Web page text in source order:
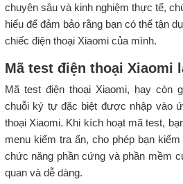
chuyên sâu và kinh nghiệm thực tế,
hiểu để đảm bảo rằng bạn có thể tận
chiếc điện thoại Xiaomi của mình.
Mã test điện thoại Xiaomi
Mã test điện thoại Xiaomi, hay còn
chuỗi ký tự đặc biệt được nhập vào
thoại Xiaomi. Khi kích hoạt mã test,
menu kiểm tra ẩn, cho phép bạn
chức năng phần cứng và phần mềm
quan và dễ dàng.